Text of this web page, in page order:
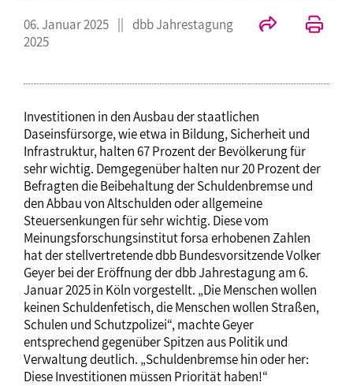
06. Januar 2025
dbb Jahrestagung
2025
Investitionen in den Ausbau der staatlichen
Daseinsfürsorge, wie etwa in Bildung, Sicherheit und
Infrastruktur, halten 67 Prozent der Bevölkerung für
sehr wichtig. Demgegenüber halten nur 20 Prozent der
Befragten die Beibehaltung der Schuldenbremse und
den Abbau von Altschulden oder allgemeine
Steuersenkungen für sehr wichtig. Diese vom
Meinungsforschungsinstitut forsa erhobenen Zahlen
hat der stellvertretende dbb Bundesvorsitzende Volker
Geyer bei der Eröffnung der dbb Jahrestagung am 6.
Januar 2025 in Köln vorgestellt. „Die Menschen wollen
keinen Schuldenfetisch, die Menschen wollen Straßen,
Schulen und Schutzpolizei“, machte Geyer
entsprechend gegenüber Spitzen aus Politik und
Verwaltung deutlich. „Schuldenbremse hin oder her:
Diese Investitionen müssen Priorität haben!“